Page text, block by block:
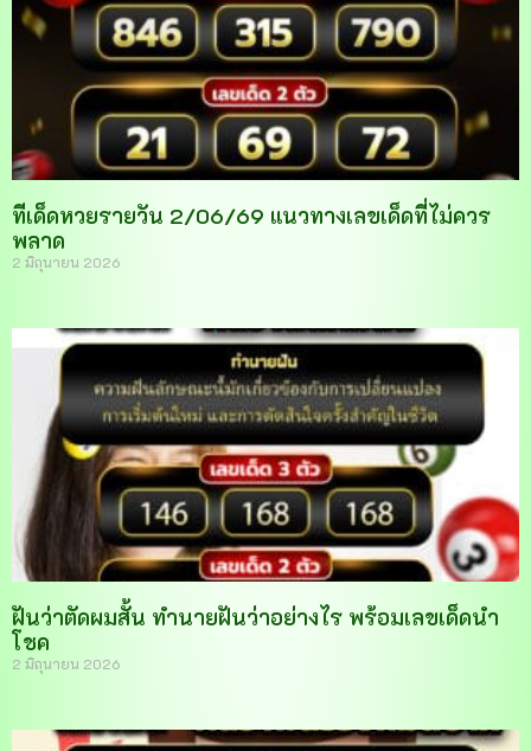
ทีเด็ดหวยรายวัน 2/06/69 แนวทางเลขเด็ดที่ไม่ควร
พลาด
2 มิถุนายน 2026
ฝันว่าตัดผมสั้น ทำนายฝันว่าอย่างไร พร้อมเลขเด็ดนำ
โชค
2 มิถุนายน 2026